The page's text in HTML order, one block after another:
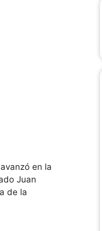
en la
Juan
de la